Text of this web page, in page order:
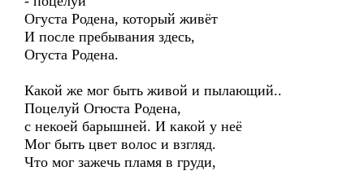
Огуста Родена, который живёт
И после пребывания здесь,
Огуста Родена.
Какой же мог быть живой и пылающий..
Поцелуй Огюста Родена,
с некоей барышней. И какой у неё
Мог быть цвет волос и взгляд.
Что мог зажечь пламя в груди,